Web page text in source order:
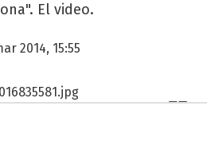
El video.
2014, 15:55